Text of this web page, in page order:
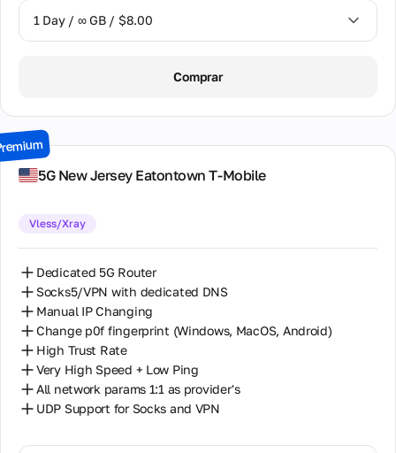
1 Day / ∞ GB / $8.00
3 Days / ∞ GB / $21.00
30 Days / ∞ GB / $162.00
Comprar
5G New Jersey Eatontown T-Mobile
Vless/Xray
Dedicated 5G Router
Socks5/VPN with dedicated DNS
Manual IP Changing
Change p0f fingerprint (Windows, MacOS, Android)
High Trust Rate
Very High Speed + Low Ping
All network params 1:1 as provider's
UDP Support for Socks and VPN